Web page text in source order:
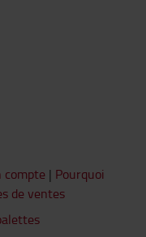
compte | Pourquoi
de ventes